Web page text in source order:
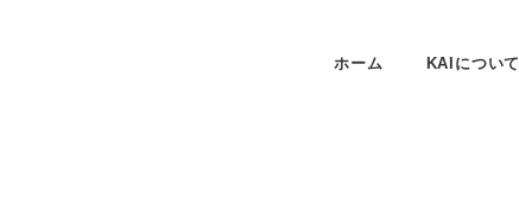
ホーム KAIについて